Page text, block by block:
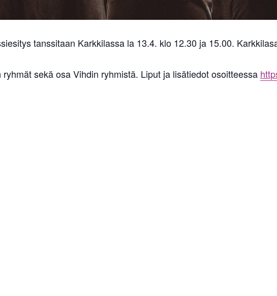
tanssitaan Karkkilassa la 13.4. klo 12.30 ja 15.00.
sekä osa Vihdin ryhmistä. Liput ja lisätiedot osoitteessa